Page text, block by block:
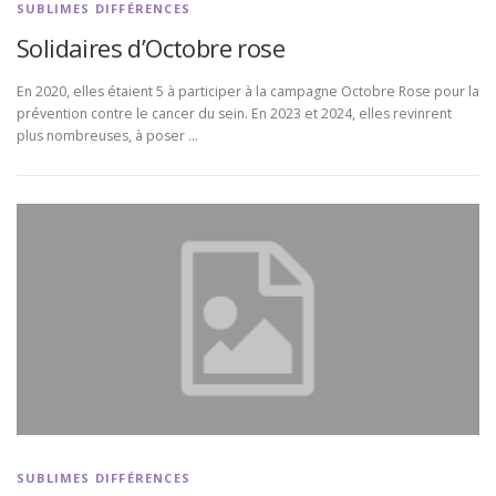
SUBLIMES DIFFÉRENCES
Solidaires d’Octobre rose
En 2020, elles étaient 5 à participer à la campagne Octobre Rose pour la
prévention contre le cancer du sein. En 2023 et 2024, elles revinrent
plus nombreuses, à poser …
SUBLIMES DIFFÉRENCES